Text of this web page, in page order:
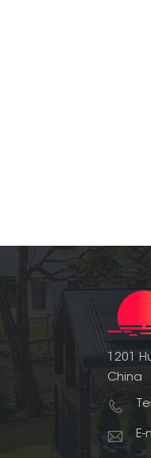
1201
China